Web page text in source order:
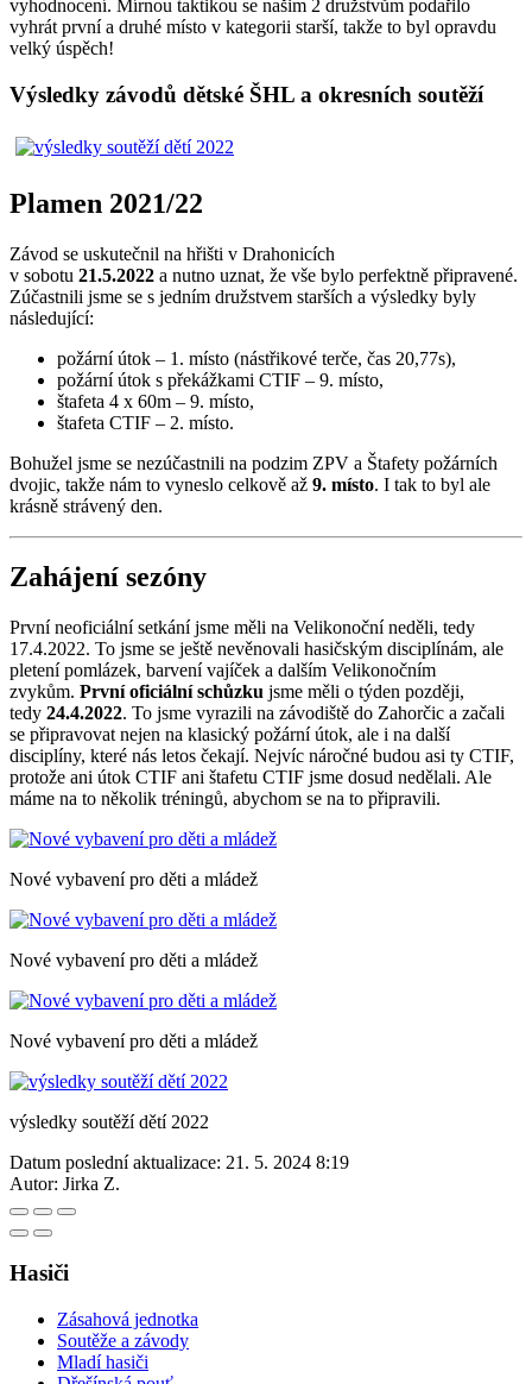
vyhodnocení. Mírnou taktikou se našim 2 družstvům podařilo
vyhrát první a druhé místo v kategorii starší, takže to byl opravdu
velký úspěch!
Výsledky závodů dětské ŠHL a okresních soutěží
Plamen 2021/22
Závod se uskutečnil na hřišti v Drahonicích
v sobotu 21.5.2022 a nutno uznat, že vše bylo perfektně připravené.
Zúčastnili jsme se s jedním družstvem starších a výsledky byly
následující:
požární útok – 1. místo (nástřikové terče, čas 20,77s),
požární útok s překážkami CTIF – 9. místo,
štafeta 4 x 60m – 9. místo,
štafeta CTIF – 2. místo.
Bohužel jsme se nezúčastnili na podzim ZPV a Štafety požárních
dvojic, takže nám to vyneslo celkově až 9. místo. I tak to byl ale
krásně strávený den.
Zahájení sezóny
První neoficiální setkání jsme měli na Velikonoční neděli, tedy
17.4.2022. To jsme se ještě nevěnovali hasičským disciplínám, ale
pletení pomlázek, barvení vajíček a dalším Velikonočním
zvykům. První oficiální schůzku jsme měli o týden později,
tedy 24.4.2022. To jsme vyrazili na závodiště do Zahorčic a začali
se připravovat nejen na klasický požární útok, ale i na další
disciplíny, které nás letos čekají. Nejvíc náročné budou asi ty CTIF,
protože ani útok CTIF ani štafetu CTIF jsme dosud nedělali. Ale
máme na to několik tréningů, abychom se na to připravili.
Nové vybavení pro děti a mládež
Nové vybavení pro děti a mládež
Nové vybavení pro děti a mládež
výsledky soutěží dětí 2022
Datum poslední aktualizace: 21. 5. 2024 8:19
Autor: Jirka Z.
Hasiči
Zásahová jednotka
Soutěže a závody
Mladí hasiči